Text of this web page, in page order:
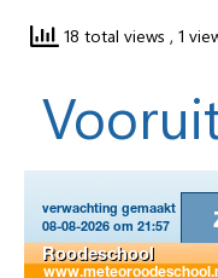
18 total views , 1